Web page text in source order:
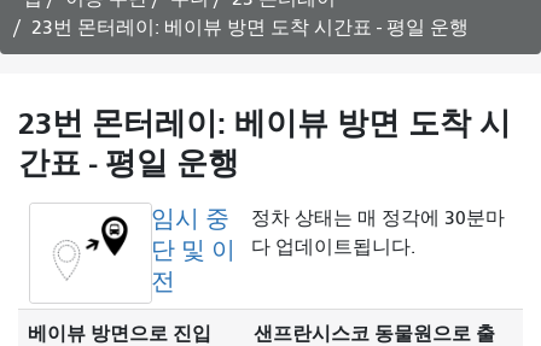
하
고
은
23번 몬터레이: 베이뷰 방면 도착 시간표 - 평일 운행
23번 몬터레이: 베이뷰 방면 도착 시
간표 - 평일 운행
임시 중
단 및 이
전
정차 상태는 매 정각에 30분마
다 업데이트됩니다.
베이뷰 방면으로 진입
샌프란시스코 동물원으로 출